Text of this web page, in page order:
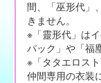
間、「巫形代」
きません。
※「靈形代」は
パック」や「福
※「タタエロス
仲間専用の衣装